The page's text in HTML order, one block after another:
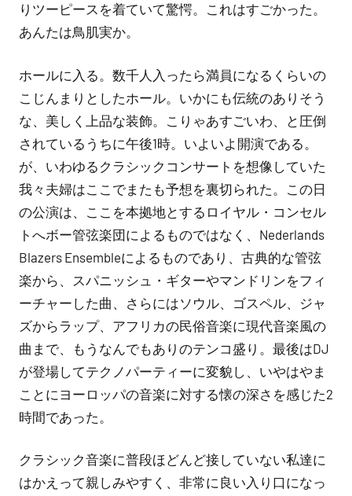
りツーピースを着ていて驚愕。これはすごかった。
あんたは鳥肌実か。
ホールに入る。数千人入ったら満員になるくらいの
こじんまりとしたホール。いかにも伝統のありそう
な、美しく上品な装飾。こりゃあすごいわ、と圧倒
されているうちに午後1時。いよいよ開演である。
が、いわゆるクラシックコンサートを想像していた
我々夫婦はここでまたも予想を裏切られた。この日
の公演は、ここを本拠地とするロイヤル・コンセル
トへボー管弦楽団によるものではなく、Nederlands
Blazers Ensembleによるものであり、古典的な管弦
楽から、スパニッシュ・ギターやマンドリンをフィ
ーチャーした曲、さらにはソウル、ゴスペル、ジャ
ズからラップ、アフリカの民俗音楽に現代音楽風の
曲まで、もうなんでもありのテンコ盛り。最後はDJ
が登場してテクノパーティーに変貌し、いやはやま
ことにヨーロッパの音楽に対する懐の深さを感じた2
時間であった。
クラシック音楽に普段ほどんど接していない私達に
はかえって親しみやすく、非常に良い入り口になっ